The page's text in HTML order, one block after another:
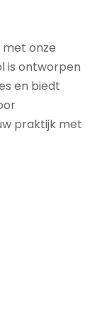
onze
is ontworpen
en biedt
praktijk met